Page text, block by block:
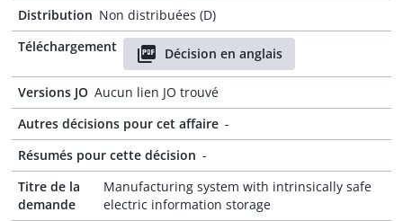
Distribution Non distribuées (D)
Téléchargement
Décision en anglais
Versions JO Aucun lien JO trouvé
Autres décisions pour cet affaire -
Résumés pour cette décision -
Titre de la
demande
Manufacturing system with intrinsically safe
electric information storage